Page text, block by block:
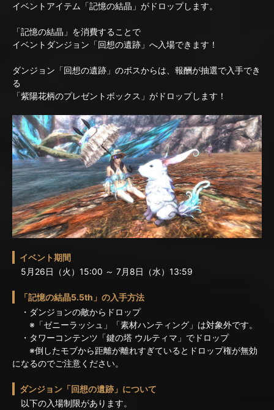
イベントアイテム「記憶の結晶」がドロップします。
「記憶の結晶」を消費することで
イベントダンジョン「回想の遺跡」へ入場できます！
ダンジョン「回想の遺跡」のボスからは、報酬が抽選で入手でき
る
「紫陽花柄のプレゼントボックス」がドロップします！
イベント期間
5月26日（火）15:00 ～ 7月8日（水）13:59
「記憶の結晶5.5th」の入手方法
・ダンジョンの敵からドロップ
※「ゼニーラッシュ」「素材ハンティング」は対象外です。
・タワーコンテンツ「鍵の塔 ウルティマ」でドロップ
※倒したモブから距離が離れすぎているとドロップ権が無効
になるのでご注意ください。
ダンジョン「回想の遺跡」について
以下の入場制限があります。